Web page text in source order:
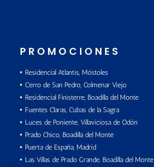
PROMOCIONES
Residencial Atlantis, Móstoles
Cerro de San Pedro, Colmenar Viejo
Residencial Finisterre, Boadilla del Monte
Fuentes Claras, Cubas de la Sagra
Luces de Poniente, Villaviciosa de Odón
Prado Chico, Boadilla del Monte
Puerta de España, Madrid
Las Villas de Prado Grande, Boadilla del Monte